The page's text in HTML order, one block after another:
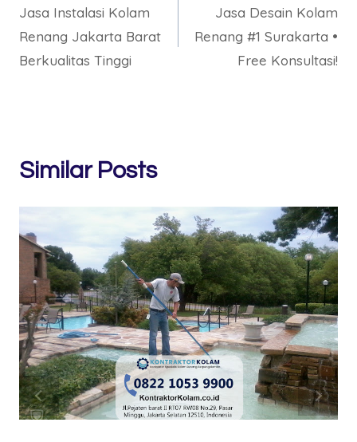
navigation
Jasa Instalasi Kolam
Renang Jakarta Barat
Berkualitas Tinggi
Jasa Desain Kolam
Renang #1 Surakarta •
Free Konsultasi!
Similar Posts